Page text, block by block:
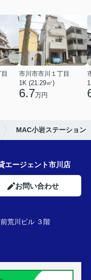
市川市市川１丁目
1K (21.29㎡)
6.7万円
MAC小岩ステーション
エージェント市川店
お問い合わせ
荒川ビル ３階